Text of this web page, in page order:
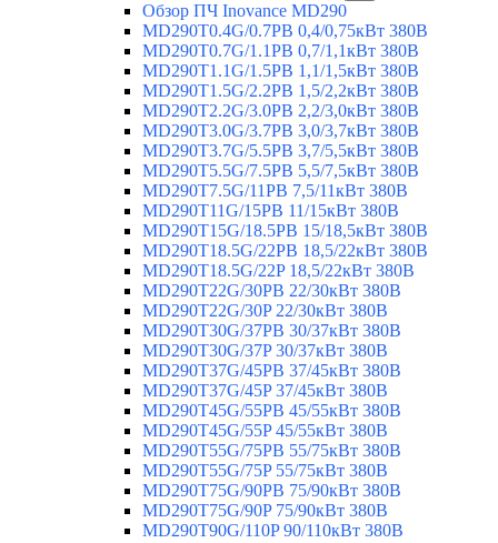
Обзор ПЧ Inovance MD290
MD290T0.4G/0.7PB 0,4/0,75кВт 380В
MD290T0.7G/1.1PB 0,7/1,1кВт 380В
MD290T1.1G/1.5PB 1,1/1,5кВт 380В
MD290T1.5G/2.2PB 1,5/2,2кВт 380В
MD290T2.2G/3.0PB 2,2/3,0кВт 380В
MD290T3.0G/3.7PB 3,0/3,7кВт 380В
MD290T3.7G/5.5PB 3,7/5,5кВт 380В
MD290T5.5G/7.5PB 5,5/7,5кВт 380В
MD290T7.5G/11PB 7,5/11кВт 380В
MD290T11G/15PB 11/15кВт 380В
MD290T15G/18.5PB 15/18,5кВт 380В
MD290T18.5G/22PB 18,5/22кВт 380В
MD290T18.5G/22P 18,5/22кВт 380В
MD290T22G/30PB 22/30кВт 380В
MD290T22G/30P 22/30кВт 380В
MD290T30G/37PB 30/37кВт 380В
MD290T30G/37P 30/37кВт 380В
MD290T37G/45PB 37/45кВт 380В
MD290T37G/45P 37/45кВт 380В
MD290T45G/55PB 45/55кВт 380В
MD290T45G/55P 45/55кВт 380В
MD290T55G/75PB 55/75кВт 380В
MD290T55G/75P 55/75кВт 380В
MD290T75G/90PB 75/90кВт 380В
MD290T75G/90P 75/90кВт 380В
MD290T90G/110P 90/110кВт 380В